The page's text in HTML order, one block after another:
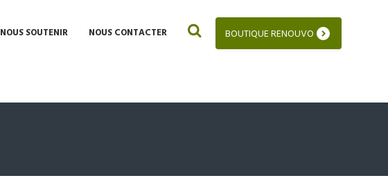
BOUTIQUE RENOUVO
NOUS SOUTENIR NOUS CONTACTER